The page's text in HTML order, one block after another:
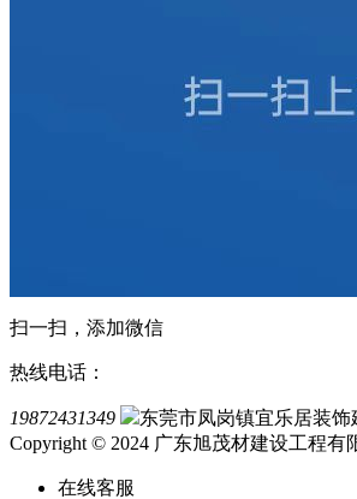
扫一扫，添加微信
热线电话：
19872431349 东莞市凤岗镇宜乐居装
Copyright © 2024 广东旭茂材建设工程有
在线客服